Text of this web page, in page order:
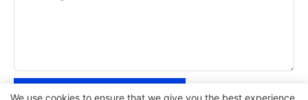
Kirim Pertanyaan Sekarang
We use cookies to ensure that we give you the best experience